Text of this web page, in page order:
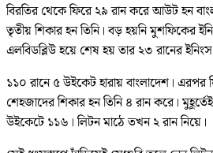
বিরতির থেকে ফিরে ২৯ রান করে আউট হন
তৃতীয় শিকার হন তিনি। বড় হয়নি মুশফিকের
এলবিডব্লিউ হয়ে শেষ হয় তার ২৩ রানের
১১০ রানে ৫ উইকেট হারায় বাংলাদেশ। এরপর
শেহজাদের শিকার হন তিনি ৪ রান করে।
উইকেটে ১১৬। লিটন মাঠে তখন ২ রান নিয়ে।